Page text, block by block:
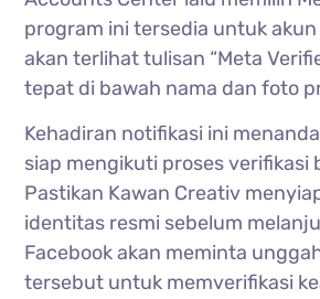
program ini tersedia untuk akun
akan terlihat tulisan “Meta
tepat di bawah nama dan foto
Kehadiran notifikasi ini
siap mengikuti proses verifikasi
Pastikan Kawan Creativ
identitas resmi sebelum
Facebook akan meminta
tersebut untuk memverifikasi